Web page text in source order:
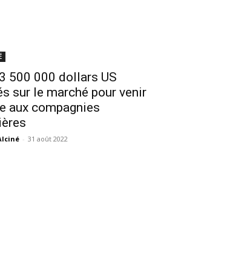
500 000 dollars US
sur le marché pour venir
aux compagnies
- 31 août 2022